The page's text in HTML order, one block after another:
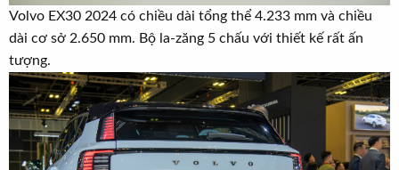
Volvo EX30 2024 có chiều dài tổng thể 4.233 mm và chiều
dài cơ sở 2.650 mm. Bộ la-zăng 5 chấu với thiết kế rất ấn
tượng.